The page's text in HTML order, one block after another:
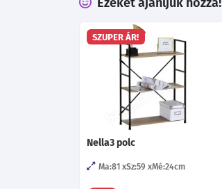
SZUPER ÁR!
Nella3 polc
Ma:81 Sz:59 Mé:24cm